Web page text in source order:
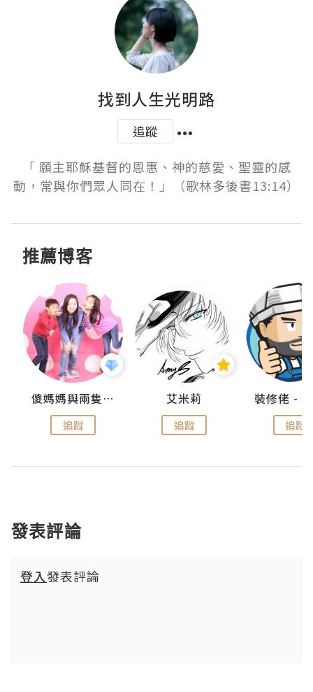
找到人生光明路
追蹤
「 願主耶穌基督的恩惠、神的慈愛、聖靈的感
動，常與你們眾人同在！」（歌林多後書13:14）
推薦博客
儍媽媽與兩隻小魔怪之家
追蹤
艾米莉
追蹤 追蹤
發表評論
登入發表評論